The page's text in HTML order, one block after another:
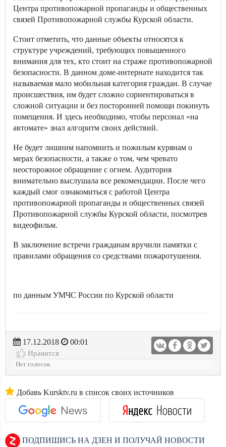
Центра противопожарной пропаганды и общественных
связей Противопожарной службы Курской области.
Стоит отметить, что данные объекты относятся к
структуре учреждений, требующих повышенного
внимания для тех, кто стоит на страже противопожарной
безопасности. В данном доме-интернате находится так
называемая мало мобильная категория граждан. В случае
происшествия, им будет сложно сориентироваться в
сложной ситуации и без посторонней помощи покинуть
помещения. И здесь необходимо, чтобы персонал «на
автомате» знал алгоритм своих действий.
Не будет лишним напомнить и пожилым курянам о
мерах безопасности, а также о том, чем чревато
неосторожное обращение с огнем. Аудитория
внимательно выслушала все рекомендации. После чего
каждый смог ознакомиться с работой Центра
противопожарной пропаганды и общественных связей
Противопожарной службы Курской области, посмотрев
видеофильм.
В заключение встречи гражданам вручили памятки с
правилами обращения со средствами пожаротушения.
по данным УМЧС России по Курской области
17.12.2018
00:01
Нравится
Нет голосов
Добавь Kursktv.ru в список своих источников
ПОДПИШИСЬ НА ДЗЕН И ПОЛУЧАЙ НОВОСТИ